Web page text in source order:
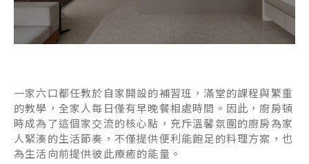
一家六口都任教於自家開設的補習班，滿堂的課程與繁重
的教學，全家人每日僅有早晚餐相處時間。因此，廚房頓
時成為了這個家交流的核心點，充斥溫馨氛圍的廚房為家
人緊湊的生活節奏，不僅提供便利能飽足的料理方案，也
為生活向前提供彼此療癒的能量。